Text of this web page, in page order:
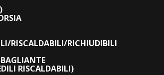
RISCALDABILI/RICHIUDIBILI
RISCALDABILI)